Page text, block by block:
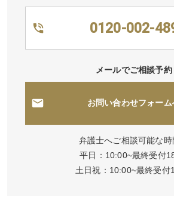
0120-002-
メールでご相談予約
お問い合わせフォーム
弁護士へご相談可能な時
平日：10:00~最終受付
土日祝：10:00~最終受付